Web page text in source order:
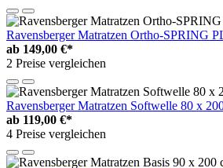
Ravensberger Matratzen Ortho-SPRING
ab 149,00 €*
2 Preise vergleichen
Ravensberger Matratzen Softwelle 80 x
ab 119,00 €*
4 Preise vergleichen